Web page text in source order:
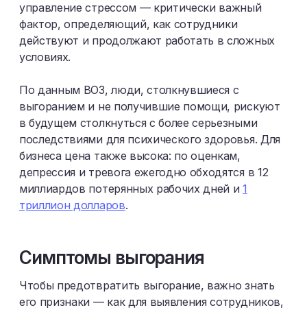
управление стрессом — критически важный
фактор, определяющий, как сотрудники
действуют и продолжают работать в сложных
условиях.
По данным ВОЗ, люди, столкнувшиеся с
выгоранием и не получившие помощи, рискуют
в будущем столкнуться с более серьезными
последствиями для психического здоровья. Для
бизнеса цена также высока: по оценкам,
депрессия и тревога ежегодно обходятся в 12
миллиардов потерянных рабочих дней и1
триллион долларов.
Симптомы выгорания
Чтобы предотвратить выгорание, важно знать
его признаки — как для выявления сотрудников,